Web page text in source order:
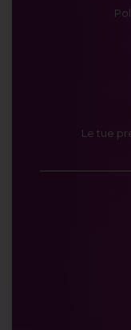
Le tue